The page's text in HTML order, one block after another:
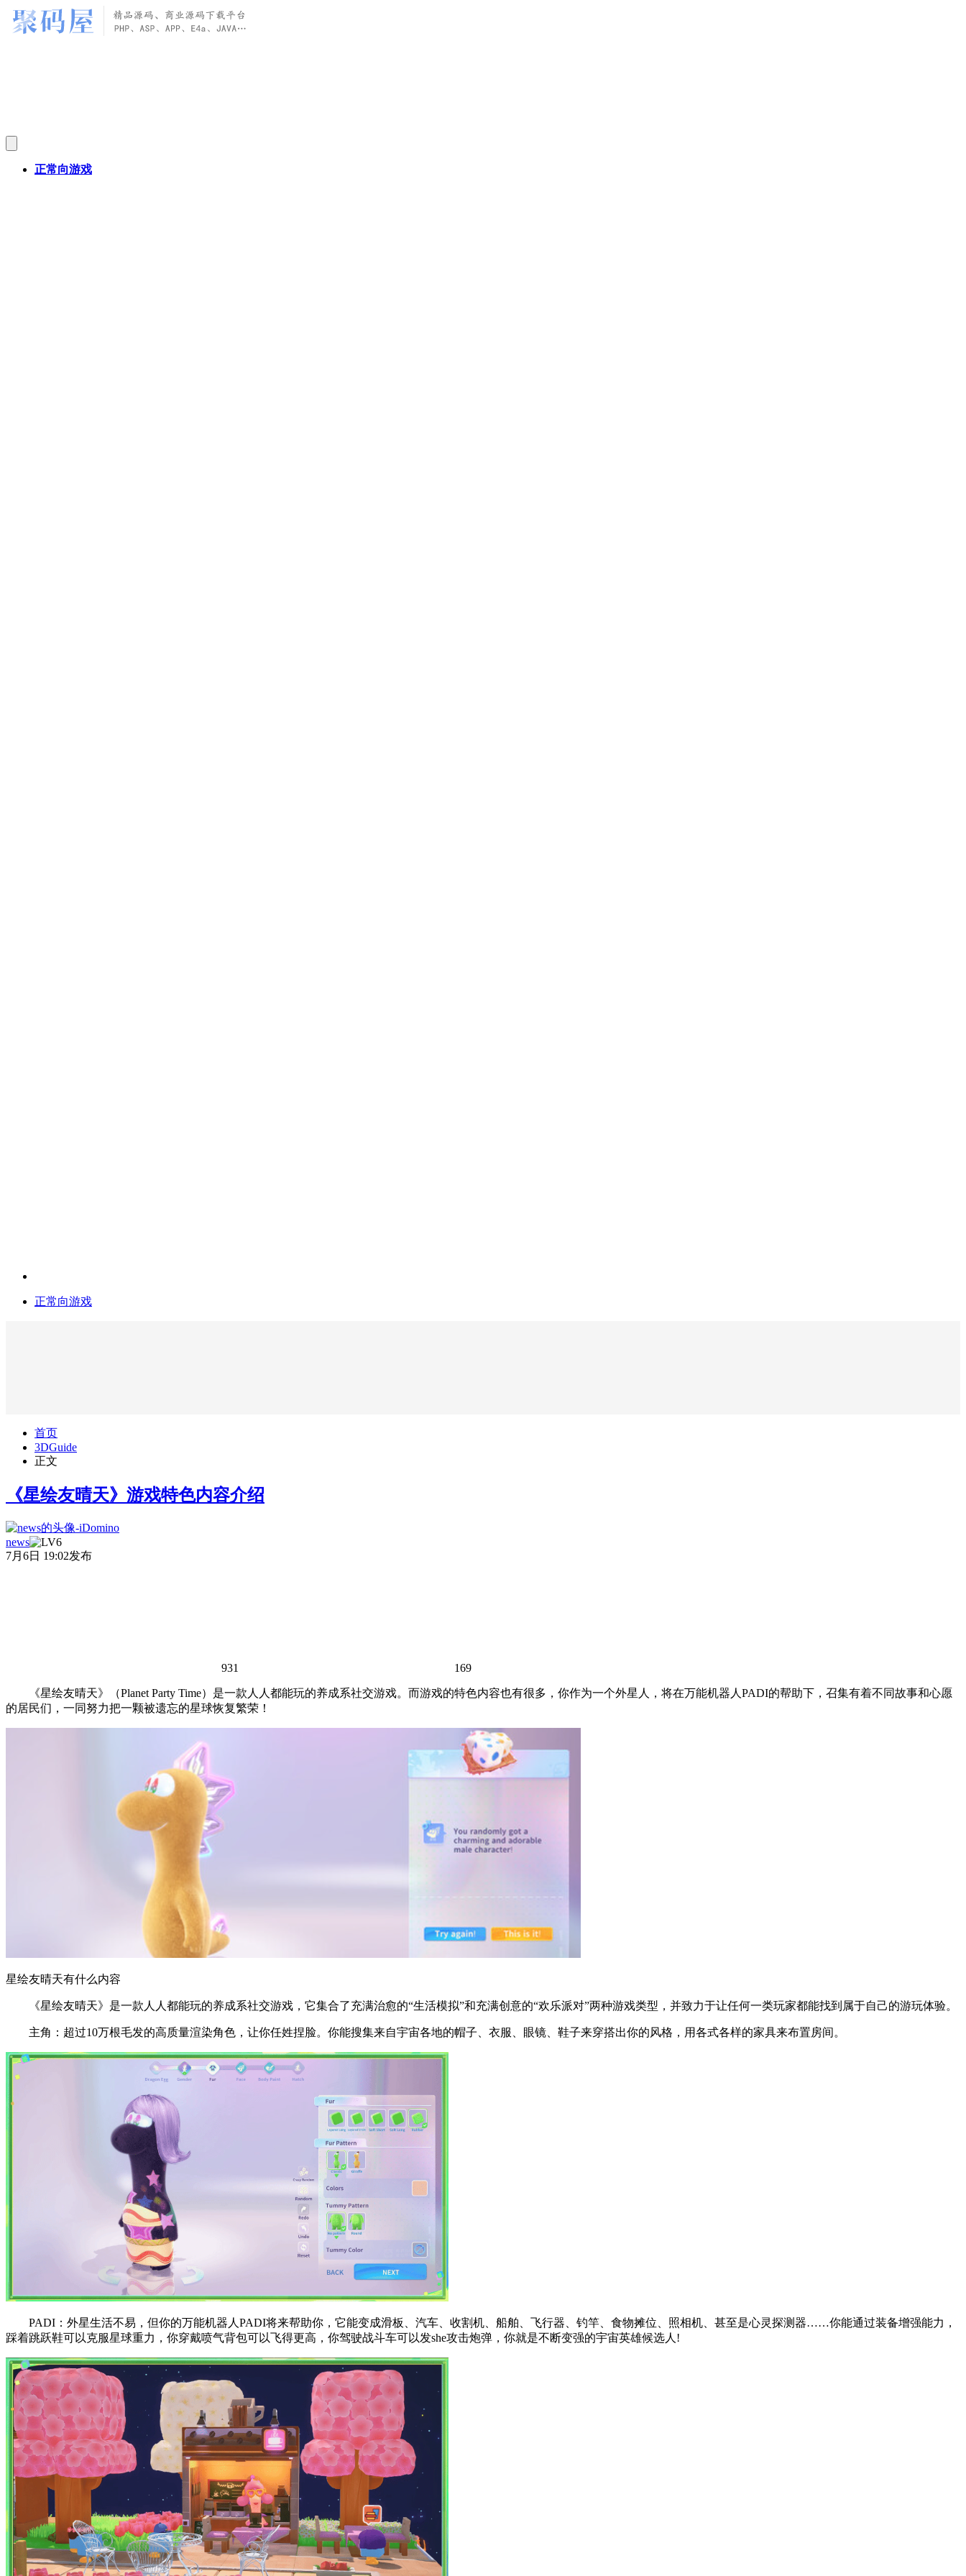
正常向游戏
正常向游戏
首页
3DGuide
正文
《星绘友晴天》游戏特色内容介绍
news
7月6日 19:02发布
931 169
《星绘友晴天》（Planet Party Time）是一款人人都能玩的养成系社交游戏。而游戏的特色内容也有很多，你作为一个外星人，将在万能机器人PADI的帮助下，召集有着不同故事和心愿
的居民们，一同努力把一颗被遗忘的星球恢复繁荣！
星绘友晴天有什么内容
《星绘友晴天》是一款人人都能玩的养成系社交游戏，它集合了充满治愈的“生活模拟”和充满创意的“欢乐派对”两种游戏类型，并致力于让任何一类玩家都能找到属于自己的游玩体验。
主角：超过10万根毛发的高质量渲染角色，让你任姓捏脸。你能搜集来自宇宙各地的帽子、衣服、眼镜、鞋子来穿搭出你的风格，用各式各样的家具来布置房间。
PADI：外星生活不易，但你的万能机器人PADI将来帮助你，它能变成滑板、汽车、收割机、船舶、飞行器、钓竿、食物摊位、照相机、甚至是心灵探测器……你能通过装备增强能力，
踩着跳跃鞋可以克服星球重力，你穿戴喷气背包可以飞得更高，你驾驶战斗车可以发she攻击炮弹，你就是不断变强的宇宙英雄候选人!